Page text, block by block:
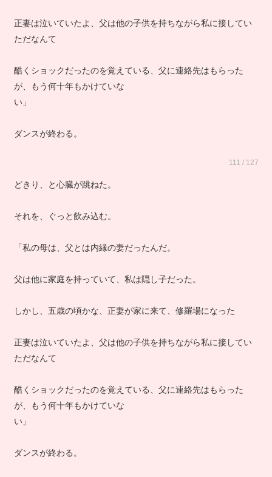
正妻は泣いていたよ、父は他の子供を持ちながら私に接してい
ただなんて
酷くショックだったのを覚えている、父に連絡先はもらった
が、もう何十年もかけていな
い」
ダンスが終わる。
111 / 127
どきり、と心臓が跳ねた。
それを、ぐっと飲み込む。
「私の母は、父とは内縁の妻だったんだ。
父は他に家庭を持っていて、私は隠し子だった。
しかし、五歳の頃かな、正妻が家に来て、修羅場になった
正妻は泣いていたよ、父は他の子供を持ちながら私に接してい
ただなんて
酷くショックだったのを覚えている、父に連絡先はもらった
が、もう何十年もかけていな
い」
ダンスが終わる。